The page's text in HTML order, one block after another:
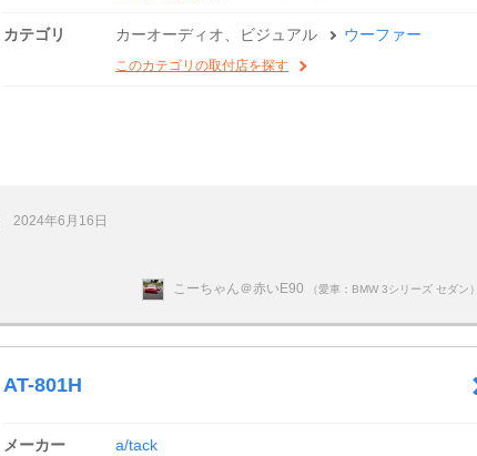
カテゴリ カーオーディオ、ビジュアル ウーファー
このカテゴリの取付店を探す
2024年6月16日
こーちゃん＠赤いE90 （愛車：BMW 3シリーズ セダン）
AT-801H
メーカー a/tack